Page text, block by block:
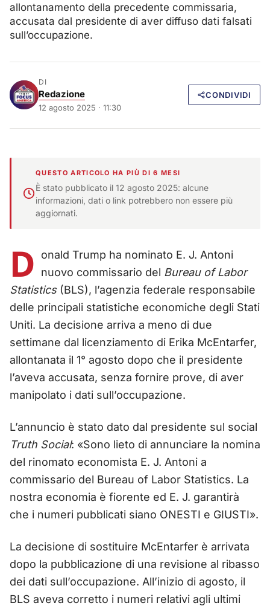
allontanamento della precedente commissaria,
accusata dal presidente di aver diffuso dati falsati
sull’occupazione.
DI
Redazione
12 agosto 2025 · 11:30
CONDIVIDI
QUESTO ARTICOLO HA PIÙ DI 6 MESI
È stato pubblicato il 12 agosto 2025: alcune
informazioni, dati o link potrebbero non essere più
aggiornati.
D
onald Trump ha nominato E. J. Antoni
nuovo commissario del Bureau of Labor
Statistics(BLS), l’agenzia federale responsabile
delle principali statistiche economiche degli Stati
Uniti. La decisione arriva a meno di due
settimane dal licenziamento di Erika McEntarfer,
allontanata il 1° agosto dopo che il presidente
l’aveva accusata, senza fornire prove, di aver
manipolato i dati sull’occupazione.
L’annuncio è stato dato dal presidente sul social
Truth Social: «Sono lieto di annunciare la nomina
del rinomato economista E. J. Antoni a
commissario del Bureau of Labor Statistics. La
nostra economia è fiorente ed E. J. garantirà
che i numeri pubblicati siano ONESTI e GIUSTI».
La decisione di sostituire McEntarfer è arrivata
dopo la pubblicazione di una revisione al ribasso
dei dati sull’occupazione. All’inizio di agosto, il
BLS aveva corretto i numeri relativi agli ultimi